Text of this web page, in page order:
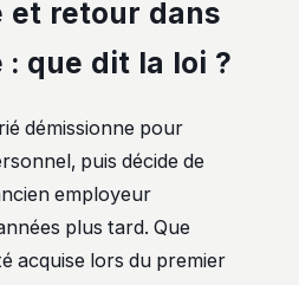
et retour dans
: que dit la loi ?
démissionne pour
puis décide de
employeur
plus tard. Que
acquise lors du premier